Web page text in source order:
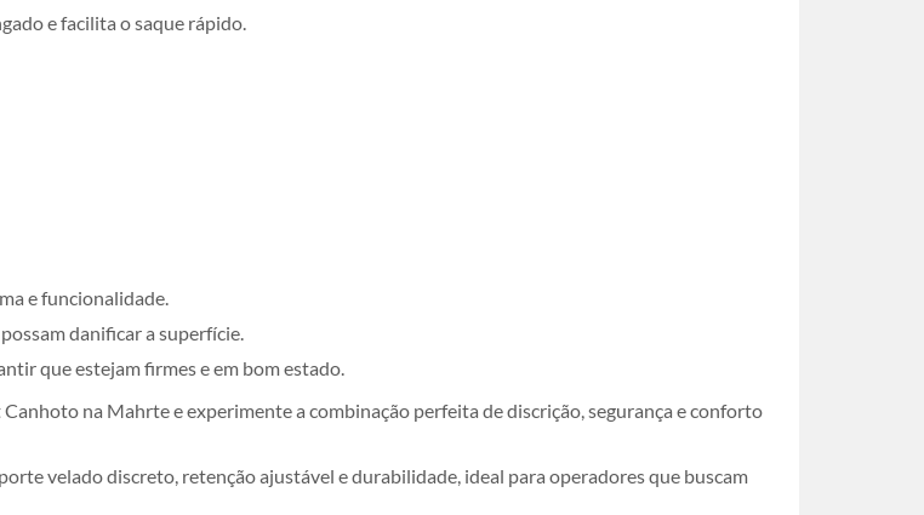
e facilita o saque rápido.
e funcionalidade.
danificar a superfície.
que estejam firmes e em bom estado.
na Mahrte e experimente a combinação perfeita de discrição, segurança e conforto
velado discreto, retenção ajustável e durabilidade, ideal para operadores que buscam